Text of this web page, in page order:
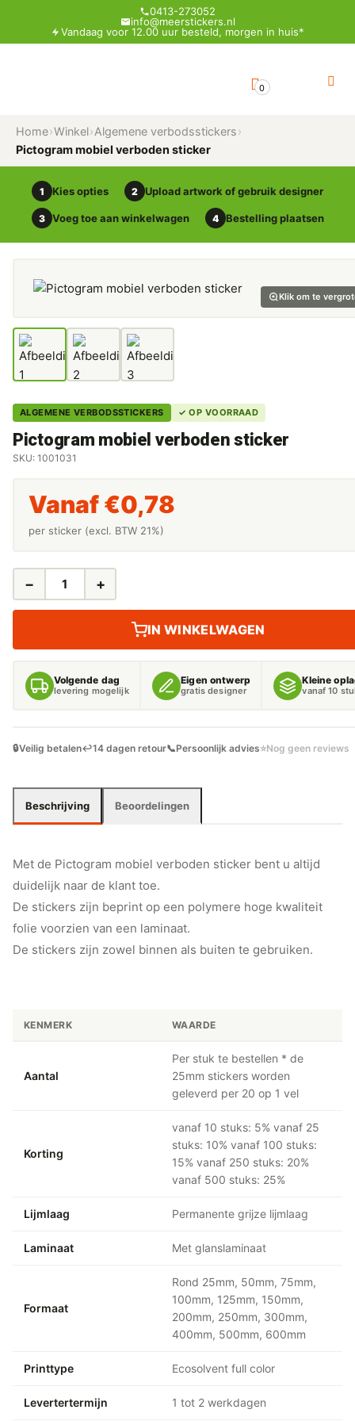
0413-273052
info@meerstickers.nl
Vandaag voor 12.00 uur besteld, morgen in huis*
0
Home›Winkel›Algemene verbodsstickers›
Pictogram mobiel verboden sticker
1 Kies opties 2 Upload artwork of gebruik designer
3 Voeg toe aan winkelwagen 4 Bestelling plaatsen
Klik om te
ALGEMENE VERBODSSTICKERS ✓ OP VOORRAAD
Pictogram mobiel verboden sticker
SKU: 1001031
Vanaf €0,78
per sticker (excl. BTW 21%)
PICTOGRAM
− +
IN WINKELWAGEN
Volgende dag
levering mogelijk
Eigen ontwerp
gratis designer
Kleine
vanaf 10
🔒Veilig betalen↩️14 dagen retour📞Persoonlijk advies⭐Nog geen reviews
Beschrijving Beoordelingen
Met de Pictogram mobiel verboden sticker bent u altijd
duidelijk naar de klant toe.
De stickers zijn beprint op een polymere hoge kwaliteit
folie voorzien van een laminaat.
De stickers zijn zowel binnen als buiten te gebruiken.
KENMERK WAARDE
Aantal
Per stuk te bestellen * de
25mm stickers worden
geleverd per 20 op 1 vel
Korting
vanaf 10 stuks: 5% vanaf 25
stuks: 10% vanaf 100 stuks:
15% vanaf 250 stuks: 20%
vanaf 500 stuks: 25%
Lijmlaag Permanente grijze lijmlaag
Laminaat Met glanslaminaat
Formaat
Rond 25mm, 50mm, 75mm,
100mm, 125mm, 150mm,
200mm, 250mm, 300mm,
400mm, 500mm, 600mm
Printtype Ecosolvent full color
Levertertermijn 1 tot 2 werkdagen